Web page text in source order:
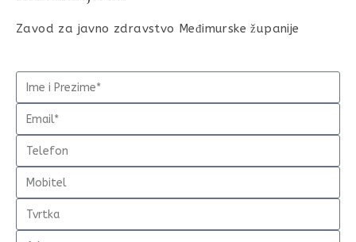
Zavod za javno zdravstvo Međimurske županije